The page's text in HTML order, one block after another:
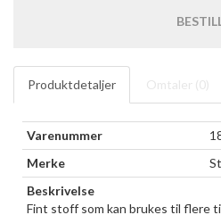
Produktdetaljer Omtaler (0)
Varenummer
Merke
Beskrivelse
Fint stoff som kan brukes til flere